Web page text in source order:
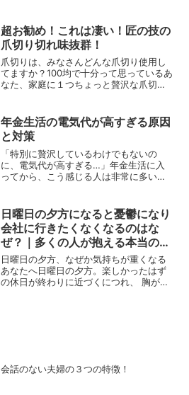
める余裕がない毎月の固定費がどれくら
いかかっているのか見直し...
超お勧め！これは凄い！匠の技の
爪切り切れ味抜群！
爪切りは、みなさんどんな爪切り使用し
てますか？100均で十分って思っているあ
なた、家庭に１つちょっと贅沢な爪切り
年金生活の電気代が高すぎる原因
と対策
「特別に贅沢しているわけでもないの
に、電気代が高すぎる…」年金生活に入
ってから、こう感じる人は非常に多いで
額が下がらないこの記事では、年金生活
で電気代が高くなりや...
日曜日の夕方になると憂鬱になり
会社に行きたくなくなるのはな
ぜ？｜多くの人が抱える本当の原
因と対処法
日曜日の夕方、なぜか気持ちが重くなる
あなたへ日曜日の夕方。楽しかったはず
の休日が終わりに近づくにつれ、 胸がザ
会話のない夫婦の３つの特徴！